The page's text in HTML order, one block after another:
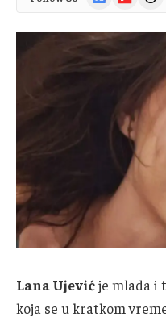
News
Lana Ujevićje mlada i
koja se u kratkom